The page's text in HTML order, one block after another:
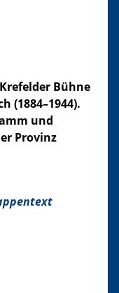
Bühne
(1884–1944).
und
Provinz